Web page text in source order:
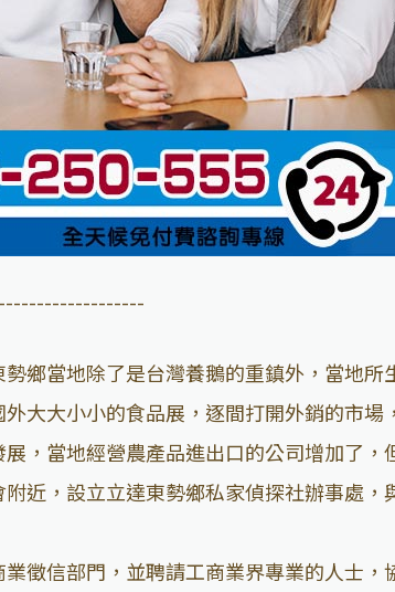
鄉當地除了是台灣養鵝的重鎮外，當地
大大小小的食品展，逐間打開外銷的市
，當地經營農產品進出口的公司增加了
近，設立立達東勢鄉私家偵探社辦事處
徵信部門，並聘請工商業界專業的人士，